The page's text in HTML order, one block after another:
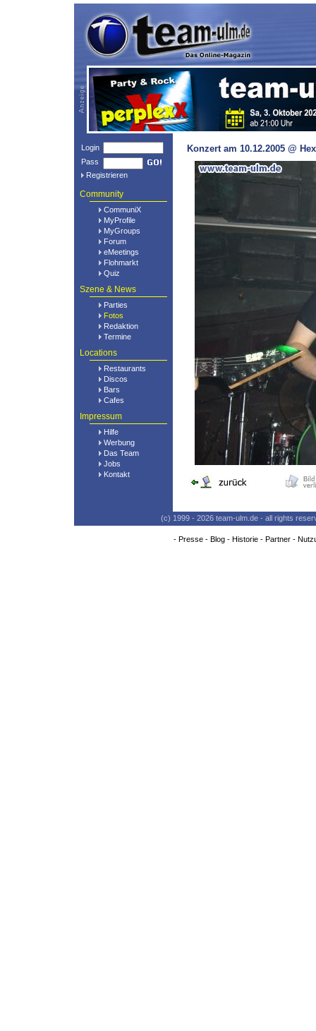
Login
Pass
Registrieren
Community
CommuniX
MyProfile
MyGroups
Forum
eMeetings
Flohmarkt
Quiz
Szene & News
Parties
Fotos
Redaktion
Termine
Locations
Restaurants
Discos
Bars
Cafes
Impressum
Hilfe
Werbung
Das Team
Jobs
Kontakt
Konzert am 10.12.2005 @
(c) 1999 - 2026 team-ulm.de - all rights
- Presse- Blog- Historie- Partner-